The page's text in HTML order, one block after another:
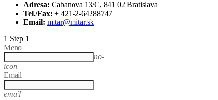
Adresa: Cabanova 13/C, 841 02 Bratislava
Tel./Fax: + 421-2-64288747
Email: mitar@mitar.sk
1 Step 1
Meno
no-
icon
Email
email